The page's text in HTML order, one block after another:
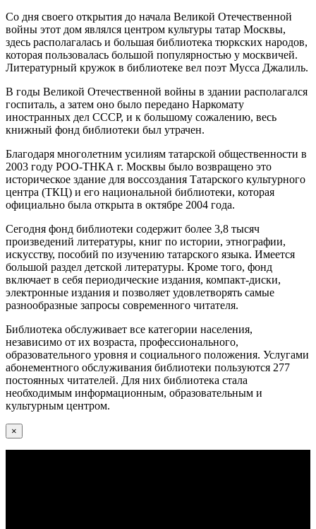
Со дня своего открытия до начала Великой Отечественной
войны этот дом являлся центром культуры татар Москвы,
здесь располагалась и большая библиотека тюркских народов,
которая пользовалась большой популярностью у москвичей.
Литературный кружок в библиотеке вел поэт Мусса Джалиль.
В годы Великой Отечественной войны в здании располагался
госпиталь, а затем оно было передано Наркомату
иностранных дел СССР, и к большому сожалению, весь
книжный фонд библиотеки был утрачен.
Благодаря многолетним усилиям татарской общественности в
2003 году РОО-ТНКА г. Москвы было возвращено это
историческое здание для воссоздания Татарского культурного
центра (ТКЦ) и его национальной библиотеки, которая
официально была открыта в октябре 2004 года.
Сегодня фонд библиотеки содержит более 3,8 тысяч
произведений литературы, книг по истории, этнографии,
искусству, пособий по изучению татарского языка. Имеется
большой раздел детской литературы. Кроме того, фонд
включает в себя периодические издания, компакт-диски,
электронные издания и позволяет удовлетворять самые
разнообразные запросы современного читателя.
Библиотека обслуживает все категории населения,
независимо от их возраста, профессионального,
образовательного уровня и социального положения. Услугами
абонементного обслуживания библиотеки пользуются 277
постоянных читателей. Для них библиотека стала
необходимым информационным, образовательным и
культурным центром.
×